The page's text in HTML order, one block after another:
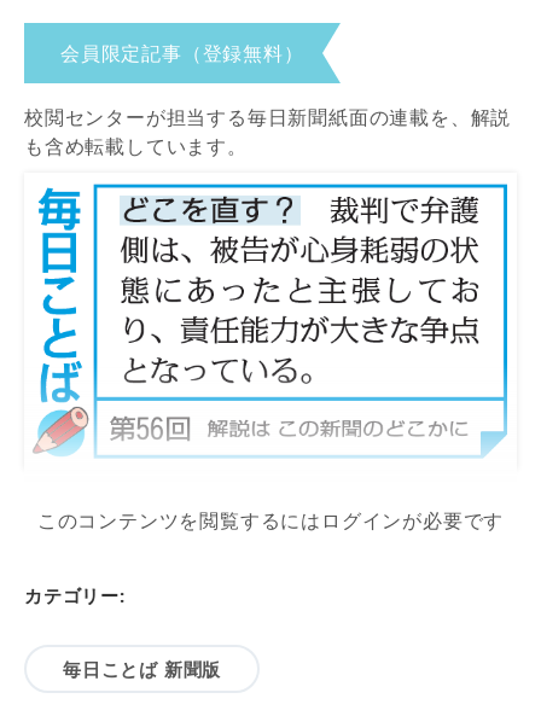
会員限定記事（登録無料）
校閲センターが担当する毎日新聞紙面の連載を、解説
も含め転載しています。
このコンテンツを閲覧するにはログインが必要です
カテゴリー:
毎日ことば 新聞版